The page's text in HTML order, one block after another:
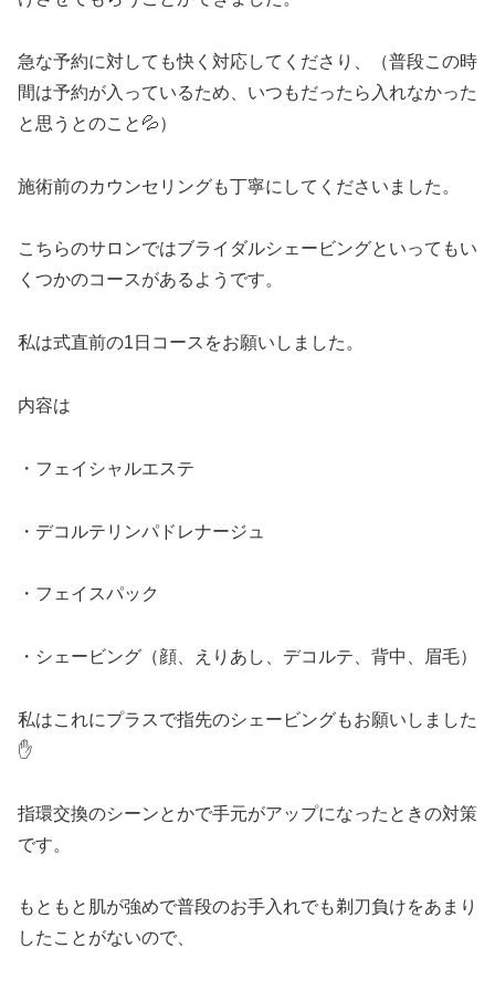
急な予約に対しても快く対応してくださり、（普段この時
間は予約が入っているため、いつもだったら入れなかった
と思うとのこと💦）
施術前のカウンセリングも丁寧にしてくださいました。
こちらのサロンではブライダルシェービングといってもい
くつかのコースがあるようです。
私は式直前の1日コースをお願いしました。
内容は
・フェイシャルエステ
・デコルテリンパドレナージュ
・フェイスパック
・シェービング（顔、えりあし、デコルテ、背中、眉毛）
私はこれにプラスで指先のシェービングもお願いしました
✋
指環交換のシーンとかで手元がアップになったときの対策
です。
もともと肌が強めで普段のお手入れでも剃刀負けをあまり
したことがないので、